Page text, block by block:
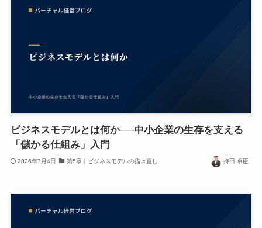
ビジネスモデルとは何か──中小企業の生存を支える
「儲かる仕組み」入門
2026年7月4日 第5章｜ビジネスモデルの描き直し 持田 卓臣